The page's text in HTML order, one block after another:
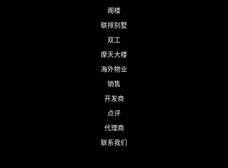
阁楼
联排别墅
双工
摩天大楼
海外物业
销售
开发商
点评
代理商
联系我们